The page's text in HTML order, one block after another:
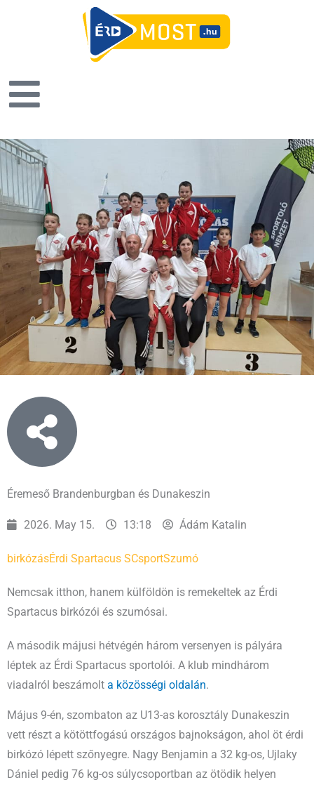
Éremeső Brandenburgban és Dunakeszin
2026. May 15. 13:18 Ádám Katalin
birkózásÉrdi Spartacus SCsportSzumó
Nemcsak itthon, hanem külföldön is remekeltek az Érdi
Spartacus birkózói és szumósai.
A második májusi hétvégén három versenyen is pályára
léptek az Érdi Spartacus sportolói. A klub mindhárom
viadalról beszámolt a közösségi oldalán.
Május 9-én, szombaton az U13-as korosztály Dunakeszin
vett részt a kötöttfogású országos bajnokságon, ahol öt érdi
birkózó lépett szőnyegre. Nagy Benjamin a 32 kg-os, Ujlaky
Dániel pedig 76 kg-os súlycsoportban az ötödik helyen